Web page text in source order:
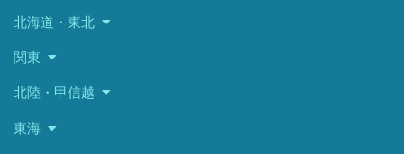
北海道・東北
関東
北陸・甲信越
東海